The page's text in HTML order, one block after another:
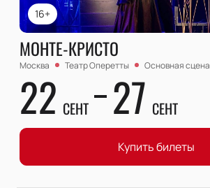
16+
МОНТЕ-КРИСТО
Москва Театр Оперетты Основная сцена
22 СЕНТ 27 СЕНТ
Купить билеты